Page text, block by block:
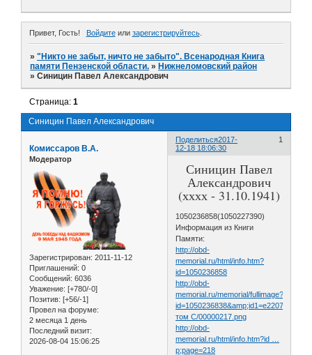
Привет, Гость! Войдитеили зарегистрируйтесь.
»"Никто не забыт, ничто не забыто". Всенародная Книга
памяти Пензенской области. » Нижнеломовский район
»Синицин Павел Александрович
Синицин Павел Александрович
Страница:1
Поделиться 1
2017-
12-18 18:06:30
Комиссаров В.А.
Модератор
Зарегистрирован: 2011-11-12
Приглашений: 0
Сообщений: 6036
Уважение: [+780/-0]
Позитив: [+56/-1]
Провел на форуме:
2 месяца 1 день
Последний визит:
2026-08-04 15:06:25
Синицин Павел
Александрович
(хххх - 31.10.1941)
1050236858(1050227390)
Информация из Книги
Памяти:
http://obd-
memorial.ru/html/info.htm?
id=1050236858
http://obd-
memorial.ru/memorial/fullimage?
том С/00000217.png
http://obd-
memorial.ru/html/info.htm?id …
p;page=218